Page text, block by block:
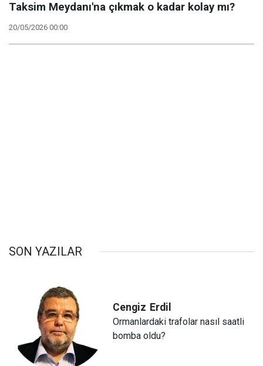
Taksim Meydanı'na çıkmak o kadar kolay mı?
20/05/2026 00:00
SON YAZILAR
Cengiz Erdil
Ormanlardaki trafolar nasıl saatli
bomba oldu?